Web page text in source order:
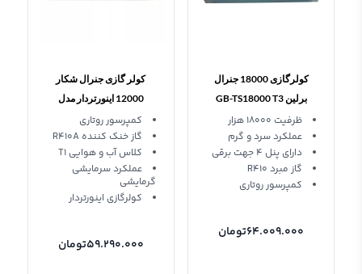
کولرگازی 18000 جنرال
برلین GB-TS18000 T3
اینورتر ظرفیت 18000 هزار
عملکرد سرد و گرم
دارای پنل 4 جهت برقی
گاز مبرد R410
کمپرسور روتاری
64.009.000تومان
کولر گازی جنرال شکار
12000 اینورتردار مدل
GNRINV-12-1
کمپرسور روتاری
گاز خنک کننده R410A
کلاس آب و هوایی T1
عملکرد سرمایشی
گرمایشی
کولرگازی اینورتردار
59.290.000تومان